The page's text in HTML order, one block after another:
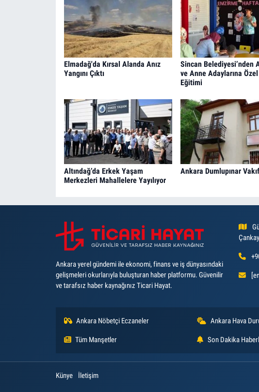
Elmadağ'da Kırsal Alanda Anız
Yangını Çıktı
Sincan Belediyesi’nden
ve Anne Adaylarına
Eğitimi
Altındağ’da Erkek Yaşam
Merkezleri Mahallelere Yayılıyor
Ankara Dumlupınar
Ankara yerel gündemi ile ekonomi, finans ve iş dünyasındaki
gelişmeleri okurlarıyla buluşturan haber platformu. Güvenilir
ve tarafsız haber kaynağınız Ticari Hayat.
Ankara Nöbetçi Eczaneler Ankara Hava
Tüm Manşetler Son Dakika
Künye İletişim